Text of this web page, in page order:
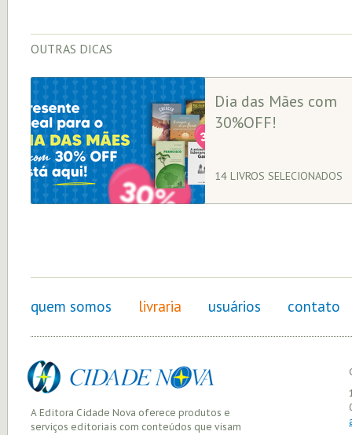
OUTRAS DICAS
Dia das Mães com
30%OFF!
14 LIVROS SELECIONADOS
quem somos livraria usuários contato
A Editora Cidade Nova oferece produtos e
serviços editoriais com conteúdos que visam